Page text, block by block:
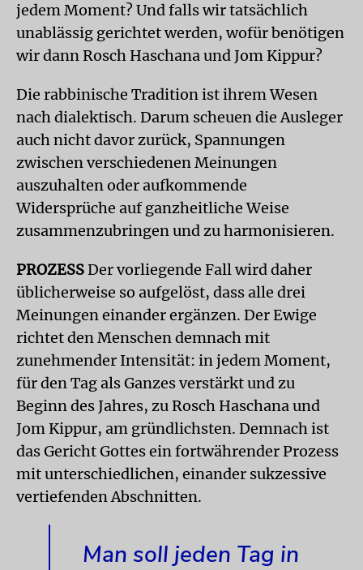
jedem Moment? Und falls wir tatsächlich
unablässig gerichtet werden, wofür benötigen
wir dann Rosch Haschana und Jom Kippur?
Die rabbinische Tradition ist ihrem Wesen
nach dialektisch. Darum scheuen die Ausleger
auch nicht davor zurück, Spannungen
zwischen verschiedenen Meinungen
auszuhalten oder aufkommende
Widersprüche auf ganzheitliche Weise
zusammenzubringen und zu harmonisieren.
PROZESSDer vorliegende Fall wird daher
üblicherweise so aufgelöst, dass alle drei
Meinungen einander ergänzen. Der Ewige
richtet den Menschen demnach mit
zunehmender Intensität: in jedem Moment,
für den Tag als Ganzes verstärkt und zu
Beginn des Jahres, zu Rosch Haschana und
Jom Kippur, am gründlichsten. Demnach ist
das Gericht Gottes ein fortwährender Prozess
mit unterschiedlichen, einander sukzessive
vertiefenden Abschnitten.
Man soll jeden Tag in